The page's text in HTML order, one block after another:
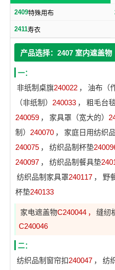
2409特殊用布
2411寿衣
产品选择：2407 室内遮盖物
一：
非纸制桌旗240022 ， 油布（
（非纸制） 240033 ， 粗毛台
240059 ， 家具罩（宽大的）
制） 240070 ， 家庭日用纺织品
240075 ， 纺织品制杯垫
240097 ， 纺织品制餐具垫
纺织品制家具罩240117 ， 野
杯垫240133
家电遮盖物C240044 ， 缝纫
C240046
二：
纺织品制窗帘扣240047 ， 纺